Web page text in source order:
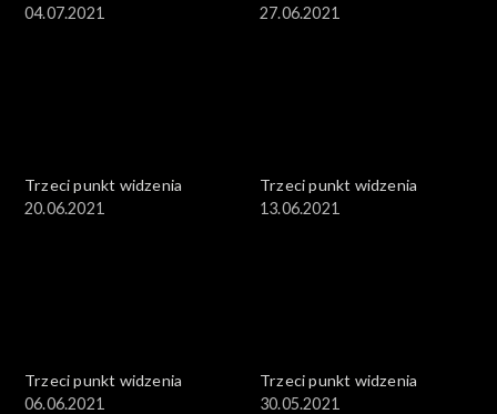
04.07.2021
27.06.2021
Trzeci punkt widzenia
20.06.2021
Trzeci punkt widzenia
13.06.2021
Trzeci punkt widzenia
06.06.2021
Trzeci punkt widzenia
30.05.2021